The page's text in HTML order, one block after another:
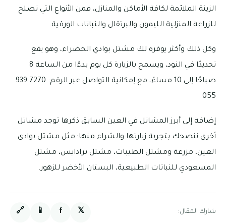
الزينة الملائمة لكافة الأماكن والمنازل، فمن الأنواع التي تصلح
للزراعة المنزلية الليمون والبرتقال والنباتات الورقية.
وكل ذلك وأكثر يوفره لك مشتل بوادي الخضراء، وهو يقع
تحديدًا في النود، ويسمح بالزيارة كل يوم بدءًا من الساعة 8
صباحًا إلى 10 مساءً، مع إمكانية التواصل عبر الرقم: 7270 939
055
إضافة إلى أبرز المشاتل في العين السابق ذكرها توجد مشاتل
أخرى ننصحك بتجربة زيارتها والشراء منها؛ مثل مشتل بوادي
العين، مزرعة ومشتل الطيبات، مشتل برادايس، مشتل
المسعودي للنباتات الطبيعية، البستان الأخضر للزهور.
شارك المقال: 𝕏
f
📱
🔗